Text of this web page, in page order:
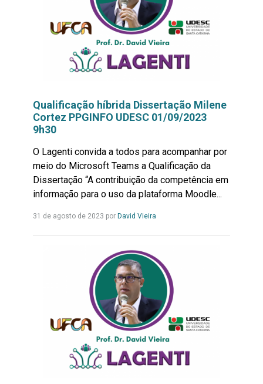
Qualificação híbrida Dissertação Milene
Cortez PPGINFO UDESC 01/09/2023
9h30
O Lagenti convida a todos para acompanhar por
meio do Microsoft Teams a Qualificação da
Dissertação “A contribuição da competência em
informação para o uso da plataforma Moodle...
31 de agosto de 2023 por David VieiraLeia